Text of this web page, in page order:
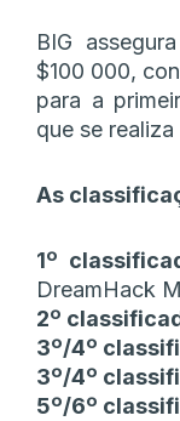
BIG
$100 000,
para a
que se
As
1º
DreamHack
2º
3º/4º
3º/4º
5º/6º